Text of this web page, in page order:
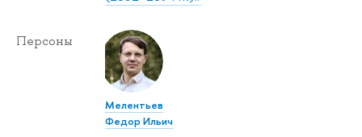
Персоны
Мелентьев
Федор Ильич